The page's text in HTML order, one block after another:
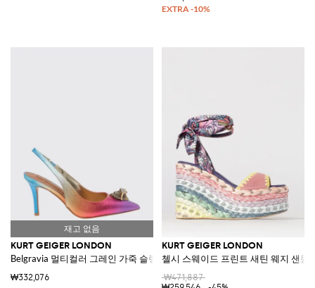
KURT GEIGER LONDON
Belgravia 멀티컬러 그레인 가죽 슬링백
₩332,076
KURT GEIGER LONDON
첼시 스웨이드 프린트 새틴 웨지 샌들
₩471,887